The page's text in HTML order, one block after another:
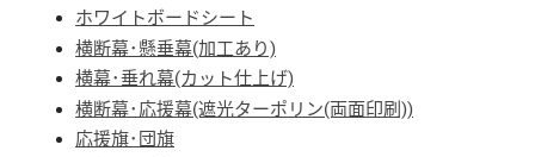
ホワイトボードシート
横断幕･懸垂幕(加工あり)
横幕･垂れ幕(カット仕上げ)
横断幕･応援幕(遮光ターポリン(両面印刷))
応援旗･団旗